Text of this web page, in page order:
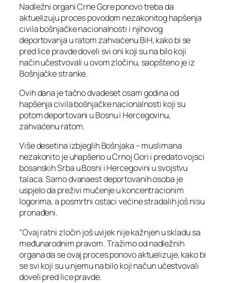
Nadležni organi Crne Gore ponovo treba da
aktuelizuju proces povodom nezakonitog hapšenja
civila bošnjačke nacionalnosti i njihovog
deportovanja u ratom zahvaćenu BiH, kako bi se
pred lice pravde doveli svi oni koji su na bilo koji
način učestvovali u ovom zločinu, saopšteno je iz
Bošnjačke stranke.
Ovih dana je tačno dvadeset osam godina od
hapšenja civila bošnjačke nacionalnosti koji su
potom deportovani u Bosnu i Hercegovinu,
zahvaćenu ratom.
Više desetina izbjeglih Bošnjaka – muslimana
nezakonito je uhapšeno u Crnoj Gori i predato vojsci
bosanskih Srba u Bosni i Hercegovini u svojstvu
talaca. Samo dvanaest deportovanih osoba je
uspjelo da preživi mučenje u koncentracionim
logorima, a posmrtni ostaci većine stradalih još nisu
pronađeni.
“Ovaj ratni zločin još uvijek nije kažnjen u skladu sa
međunarodnim pravom. Tražimo od nadležnih
organa da se ovaj proces ponovo aktuelizuje, kako bi
se svi koji su u njemu na bilo koji načun učestvovali
doveli pred lice pravde.